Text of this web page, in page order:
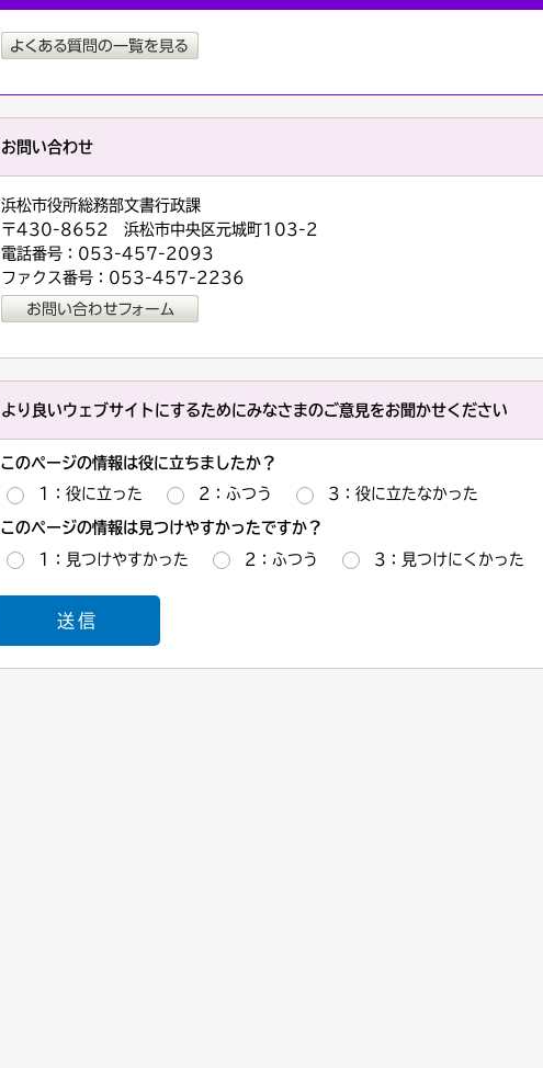
お問い合わせ
浜松市役所総務部文書行政課
〒430-8652 浜松市中央区元城町103-2
電話番号：053-457-2093
ファクス番号：053-457-2236
より良いウェブサイトにするためにみなさまのご意見をお聞かせください
このページの情報は役に立ちましたか？
1：役に立った 2：ふつう 3：役に立たなかった
このページの情報は見つけやすかったですか？
1：見つけやすかった 2：ふつう 3：見つけにくかった